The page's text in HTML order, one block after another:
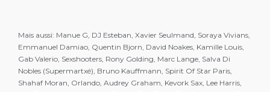
Mais aussi: Manue G, DJ Esteban, Xavier Seulmand, Soraya Vivians,
Emmanuel Damiao, Quentin Bjorn, David Noakes, Kamille Louis,
Gab Valerio, Sexshooters, Rony Golding, Marc Lange, Salva Di
Nobles (Supermartxé), Bruno Kauffmann, Spirit Of Star Paris,
Shahaf Moran, Orlando, Audrey Graham, Kevork Sax, Lee Harris,